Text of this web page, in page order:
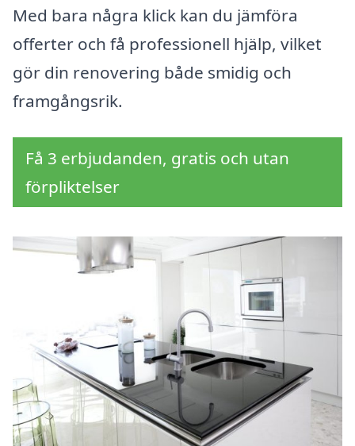
Med bara några klick kan du jämföra
offerter och få professionell hjälp, vilket
gör din renovering både smidig och
framgångsrik.
Få 3 erbjudanden, gratis och utan
förpliktelser